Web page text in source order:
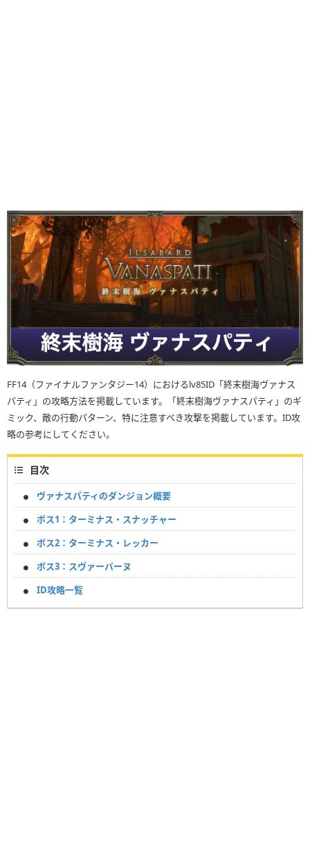
FF14（ファイナルファンタジー14）におけるlv85ID「終末樹海ヴァナス
パティ」の攻略方法を掲載しています。「終末樹海ヴァナスパティ」のギ
ミック、敵の行動パターン、特に注意すべき攻撃を掲載しています。ID攻
略の参考にしてください。
目次
ヴァナスパティのダンジョン概要
ボス1：ターミナス・スナッチャー
ボス2：ターミナス・レッカー
ボス3：スヴァーバーヌ
ID攻略一覧